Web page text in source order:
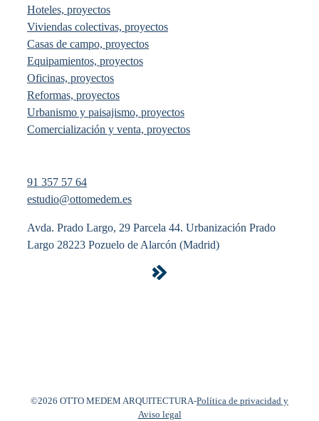
Hoteles, proyectos
Viviendas colectivas, proyectos
Casas de campo, proyectos
Equipamientos, proyectos
Oficinas, proyectos
Reformas, proyectos
Urbanismo y paisajismo, proyectos
Comercialización y venta, proyectos
91 357 57 64
estudio@ottomedem.es
Avda. Prado Largo, 29 Parcela 44. Urbanización Prado
Largo 28223 Pozuelo de Alarcón (Madrid)
©2026 OTTO MEDEM ARQUITECTURA-Política de privacidad y
Aviso legal